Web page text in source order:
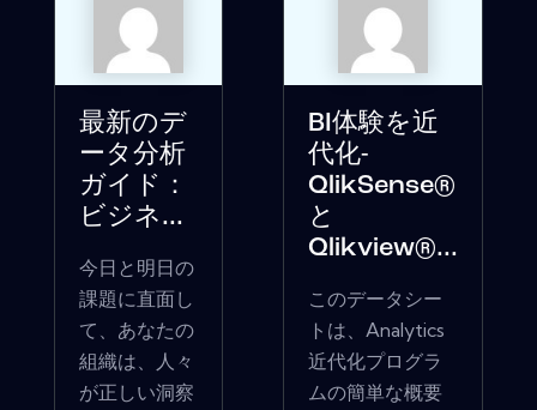
最新のデ
ータ分析
ガイド：
ビジネ...
今日と明日の
課題に直面し
て、あなたの
組織は、人々
が正しい洞察
BI体験を近
代化-
QlikSense®
と
Qlikview®...
このデータシー
トは、Analytics
近代化プログラ
ムの簡単な概要